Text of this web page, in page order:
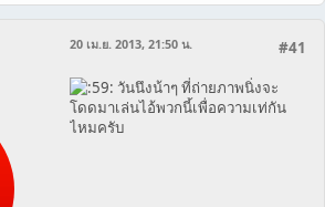
#41
20 เม.ย. 2013, 21:50 น.
วันนึงน้าๆ ที่ถ่ายภาพนิ่งจะ
โดดมาเล่นไอ้พวกนี้เพื่อความเท่กัน
ไหมครับ